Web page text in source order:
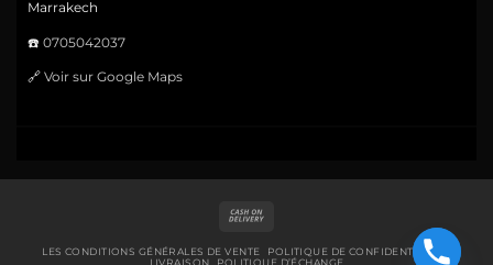
Marrakech
☎️ 0705042037
🔗 Voir sur Google Maps
Delivery
LES CONDITIONS GÉNÉRALES DE VENTE
POLITIQUE DE CONFIDENTIALITÉ
LIVRAISON
POLITIQUE D’ÉCHANGE